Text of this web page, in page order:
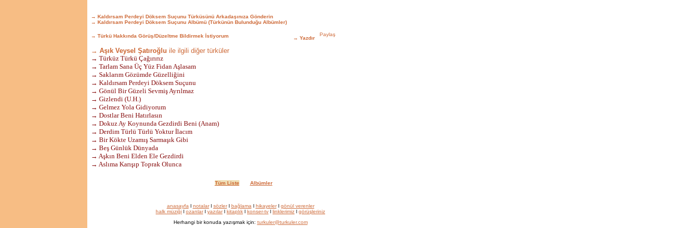
→ Kaldırsam Perdeyi Döksem Suçunu Türküsünü Arkadaşınıza Gönderin
→ Kaldırsam Perdeyi Döksem Suçunu Albümü (Türkünün Bulunduğu Albümler)
→ Türkü Hakkında Görüş/Düzeltme Bildirmek İstiyorum → Yazdır
→ Aşık Veysel Şatıroğlu ile ilgili diğer türküler
→ Türküz Türkü Çağırırız
→ Tarlam Sana Üç Yüz Fidan Aşlasam
→ Saklarım Gözümde Güzelliğini
→ Kaldırsam Perdeyi Döksem Suçunu
→ Gönül Bir Güzeli Sevmiş Ayrılmaz
→ Gizlendi (U.H.)
→ Gelmez Yola Gidiyorum
→ Dostlar Beni Hatırlasın
→ Dokuz Ay Koynunda Gezdirdi Beni (Anam)
→ Derdim Türlü Türlü Yoktur İlacım
→ Bir Kökte Uzamış Sarmaşık Gibi
→ Beş Günlük Dünyada
→ Aşkın Beni Elden Ele Gezdirdi
→ Aslıma Karışıp Toprak Olunca
Tüm Liste Albümler
anasayfa l notalarl sözlerl bağlama l hikayelerl gönül verenler
halk müziği l ozanlarl yazılarl kitaplık l konser-tv l linklerimiz l görüşleriniz
Herhangi bir konuda yazışmak için: turkuler@turkuler.com